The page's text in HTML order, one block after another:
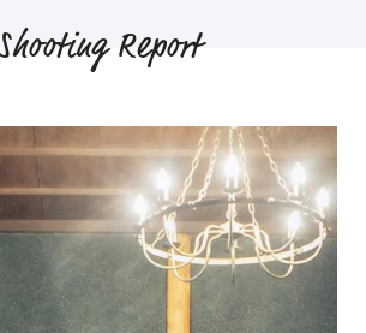
Report